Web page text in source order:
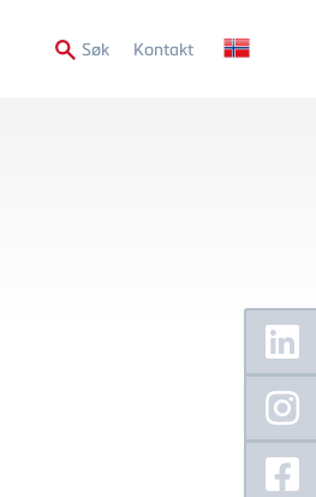
SøkSecondary
Kontakt
Floating